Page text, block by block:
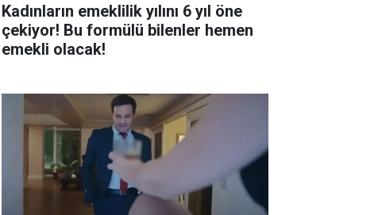
Kadınların emeklilik yılını 6 yıl öne
çekiyor! Bu formülü bilenler hemen
emekli olacak!